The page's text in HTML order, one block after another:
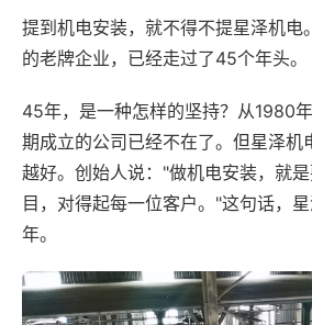
提到机电安装，就不得不提星泽机电
的老牌企业，已经走过了45个年头。
45年，是一种怎样的坚持？从1980
期成立的公司已经不在了。但星泽机
越好。创始人说："做机电安装，就
目，对得起每一位客户。"这句话，
年。